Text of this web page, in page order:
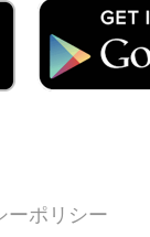
ーポリシー